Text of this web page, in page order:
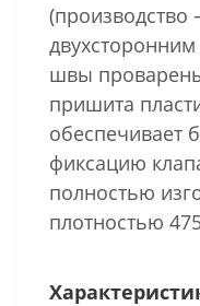
швы
пришита
обеспечивает
фиксацию
полностью
плотностью